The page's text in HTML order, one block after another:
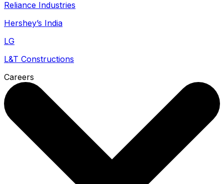
Reliance Industries
Hershey’s India
LG
L&T Constructions
Careers